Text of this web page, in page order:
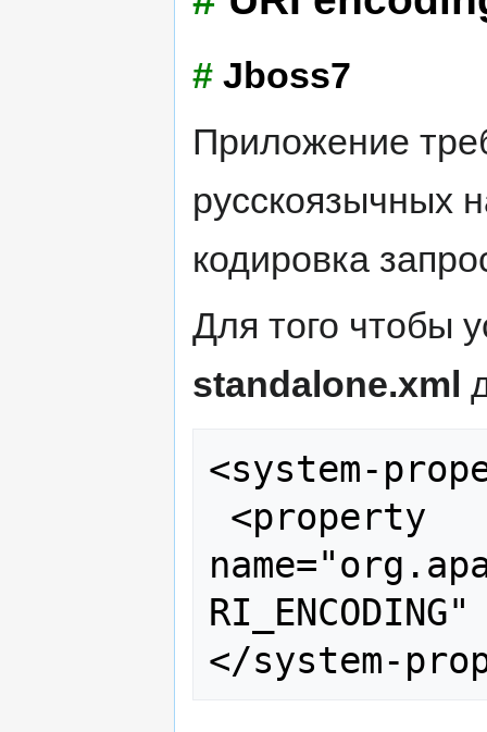
# Jboss7
Приложение
русскоязычных
кодировка
Для того чтобы
standalone.xml
<system-